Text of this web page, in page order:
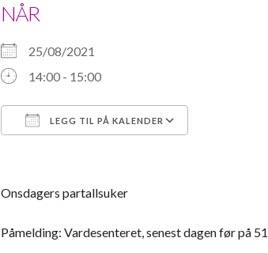
NÅR
25/08/2021
14:00 - 15:00
LEGG TIL PÅ KALENDER
Onsdagers partallsuker
Påmelding: Vardesenteret, senest dagen før på